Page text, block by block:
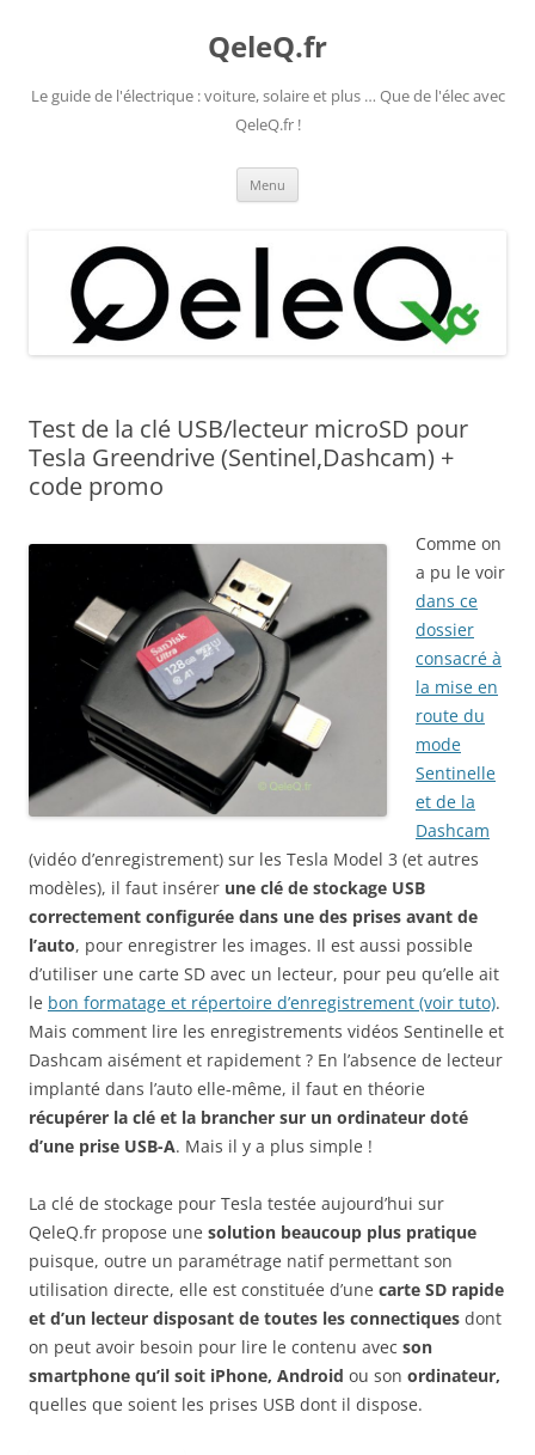
QeleQ.fr
Le guide de l'électrique : voiture, solaire et plus … Que de l'élec avec
QeleQ.fr !
Menu
Test de la clé USB/lecteur microSD pour
Tesla Greendrive (Sentinel,Dashcam) +
code promo
Comme on
a pu le voir
dans ce
dossier
consacré à
la mise en
route du
mode
Sentinelle
et de la
Dashcam
(vidéo d’enregistrement) sur les Tesla Model 3 (et autres
modèles), il faut insérer une clé de stockage USB
correctement configurée dans une des prises avant de
l’auto, pour enregistrer les images. Il est aussi possible
d’utiliser une carte SD avec un lecteur, pour peu qu’elle ait
le bon formatage et répertoire d’enregistrement (voir tuto).
Mais comment lire les enregistrements vidéos Sentinelle et
Dashcam aisément et rapidement ? En l’absence de lecteur
implanté dans l’auto elle-même, il faut en théorie
récupérer la clé et la brancher sur un ordinateur doté
d’une prise USB-A. Mais il y a plus simple !
La clé de stockage pour Tesla testée aujourd’hui sur
QeleQ.fr propose une solution beaucoup plus pratique
puisque, outre un paramétrage natif permettant son
utilisation directe, elle est constituée d’une carte SD rapide
et d’un lecteur disposant de toutes les connectiques dont
on peut avoir besoin pour lire le contenu avec son
smartphone qu’il soit iPhone, Android ou son ordinateur,
quelles que soient les prises USB dont il dispose.